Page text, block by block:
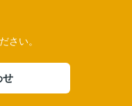
さい。
せ